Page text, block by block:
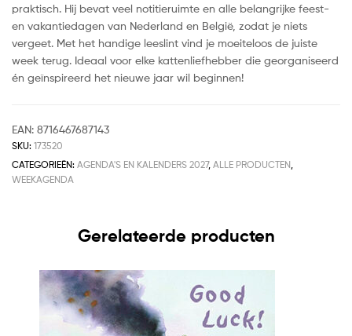
praktisch. Hij bevat veel notitieruimte en alle belangrijke feest-
en vakantiedagen van Nederland en België, zodat je niets
vergeet. Met het handige leeslint vind je moeiteloos de juiste
week terug. Ideaal voor elke kattenliefhebber die georganiseerd
én geïnspireerd het nieuwe jaar wil beginnen!
EAN: 8716467687143
SKU: 173520
CATEGORIEËN: AGENDA'S EN KALENDERS 2027, ALLE PRODUCTEN
WEEKAGENDA
Gerelateerde producten